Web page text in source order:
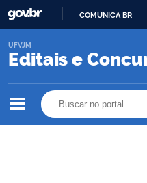
COMUNICA BR
Editais e
UFVJM